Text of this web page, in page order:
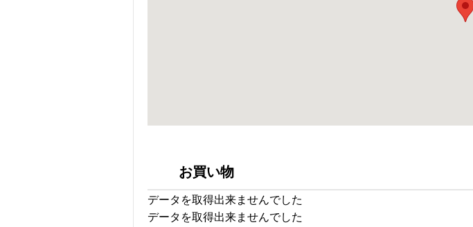
お買い物
データを取得出来ませんでした
データを取得出来ませんでした